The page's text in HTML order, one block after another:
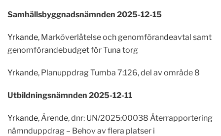
Samhällsbyggnadsnämnden 2025-12-15
Yrkande, Marköverlåtelse och genomförandeavtal samt
genomförandebudget för Tuna torg
Yrkande, Planuppdrag Tumba 7:126, del av område 8
Utbildningsnämnden 2025-12-11
Yrkande, Ärende, dnr: UN/2025:00038 Återrapportering
nämnduppdrag – Behov av flera platser i